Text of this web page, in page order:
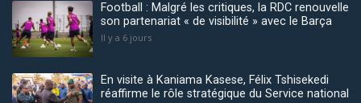
Football : Malgré les critiques, la RDC renouvelle
son partenariat « de visibilité » avec le Barça
Il y a 6 jours
En visite à Kaniama Kasese, Félix Tshisekedi
réaffirme le rôle stratégique du Service national